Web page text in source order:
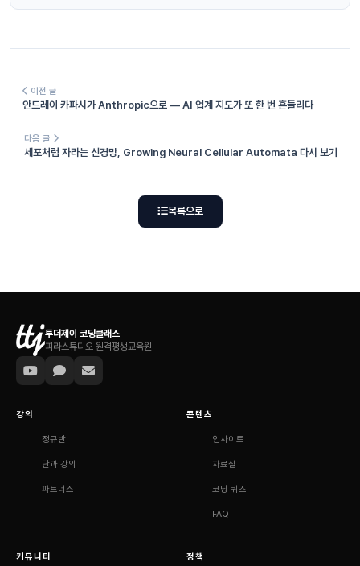
이전 글
안드레이 카파시가 Anthropic으로 — AI 업계 지도가 또 한 번 흔들리다
다음 글
세포처럼 자라는 신경망, Growing Neural Cellular Automata 다시 보기
목록으로
투더제이 코딩클래스
피라스튜디오 원격평생교육원
강의
정규반
단과 강의
파트너스
콘텐츠
인사이트
자료실
코딩 퀴즈
FAQ
커뮤니티 정책